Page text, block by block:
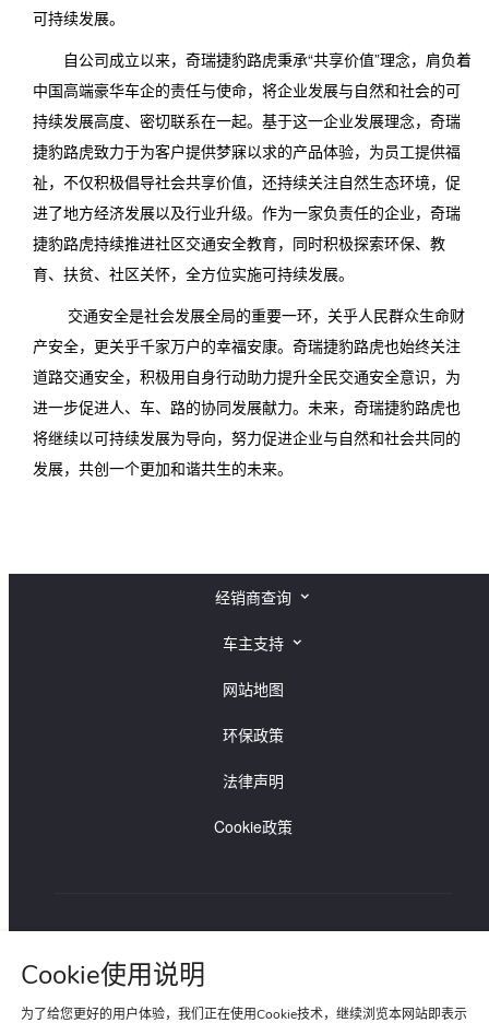
可持续发展。
自公司成立以来，奇瑞捷豹路虎秉承“共享价值”理念，肩负着
中国高端豪华车企的责任与使命，将企业发展与自然和社会的可
持续发展高度、密切联系在一起。基于这一企业发展理念，奇瑞
捷豹路虎致力于为客户提供梦寐以求的产品体验，为员工提供福
祉，不仅积极倡导社会共享价值，还持续关注自然生态环境，促
进了地方经济发展以及行业升级。作为一家负责任的企业，奇瑞
捷豹路虎持续推进社区交通安全教育，同时积极探索环保、教
育、扶贫、社区关怀，全方位实施可持续发展。
交通安全是社会发展全局的重要一环，关乎人民群众生命财
产安全，更关乎千家万户的幸福安康。奇瑞捷豹路虎也始终关注
道路交通安全，积极用自身行动助力提升全民交通安全意识，为
进一步促进人、车、路的协同发展献力。未来，奇瑞捷豹路虎也
将继续以可持续发展为导向，努力促进企业与自然和社会共同的
发展，共创一个更加和谐共生的未来。
Cookie使用说明
为了给您更好的用户体验，我们正在使用Cookie技术，继续浏览本网站即表示
经销商查询
捷豹经销商查询
车主支持
捷豹车主支持
网站地图
环保政策
法律声明
Cookie政策
捷豹贵宾专线:400-820-8955